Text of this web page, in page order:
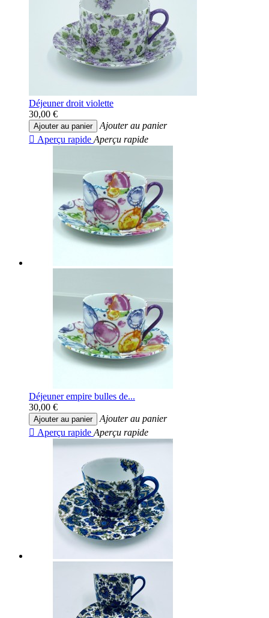
Déjeuner droit violette
30,00 €
Ajouter au panier
Ajouter au panier
 Aperçu rapide Aperçu rapide
Déjeuner empire bulles de...
30,00 €
Ajouter au panier
Ajouter au panier
 Aperçu rapide Aperçu rapide